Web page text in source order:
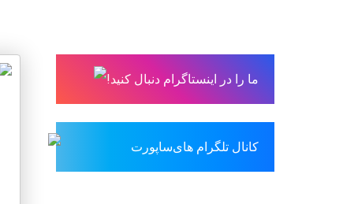
ما را در اینستاگرام دنبال کنید!
کانال تلگرام های‌ساپورت